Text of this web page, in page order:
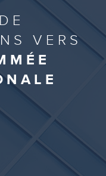
VERS